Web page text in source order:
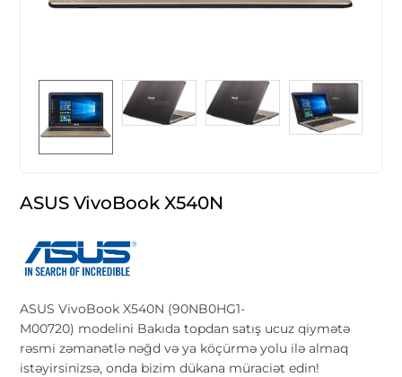
ASUS VivoBook X540N
ASUS VivoBook X540N (90NB0HG1-
M00720) modelini Bakıda topdan satış ucuz qiymətə
rəsmi zəmanətlə nəğd və ya köçürmə yolu ilə almaq
istəyirsinizsə, onda bizim dükana müraciət edin!